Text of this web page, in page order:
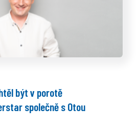
být v porotě
společně s Otou